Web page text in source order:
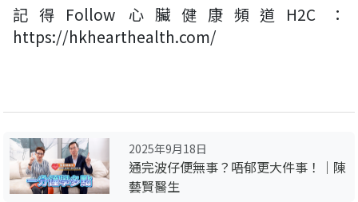
記得Follow 心臟健康頻道H2C ：
https://hkhearthealth.com/
2025年9月18日
通完波仔便無事？唔郁更大件事！｜陳
藝賢醫生